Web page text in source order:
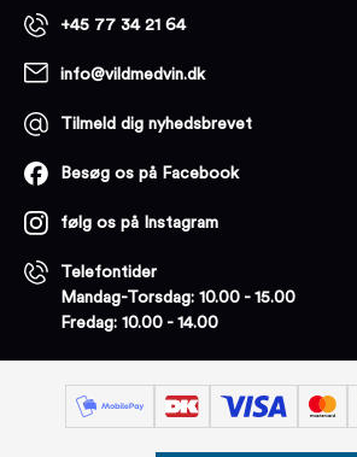
+45 77 34 21 64
info@vildmedvin.dk
Tilmeld dig nyhedsbrevet
Besøg os på Facebook
følg os på Instagram
Telefontider
Mandag-Torsdag: 10.00 - 15.00
Fredag: 10.00 - 14.00